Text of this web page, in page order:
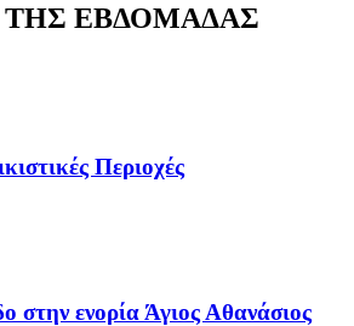
ΤΗΣ ΕΒΔΟΜΑΔΑΣ
Περιοχές
στην ενορία Άγιος Αθανάσιος